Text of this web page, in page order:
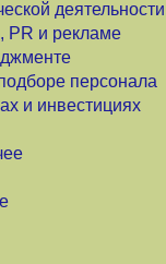
деятельности
PR и рекламе
персонала
и инвестициях